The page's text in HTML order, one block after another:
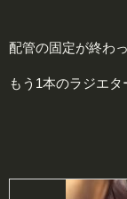
配管の固定が終わ
もう1本のラジエタ